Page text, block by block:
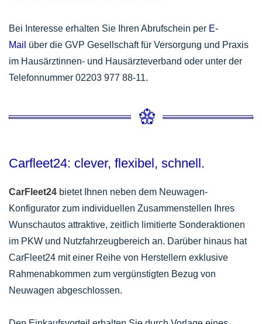
Bei Interesse erhalten Sie Ihren Abrufschein per E-
Mail über die GVP Gesellschaft für Versorgung und Praxis
im Hausärztinnen- und Hausärzteverband oder unter der
Telefonnummer 02203 977 88-11.
Carfleet24: clever, flexibel, schnell.
CarFleet24 bietet Ihnen neben dem Neuwagen-
Konfigurator zum individuellen Zusammenstellen Ihres
Wunschautos attraktive, zeitlich limitierte Sonderaktionen
im PKW und Nutzfahrzeugbereich an. Darüber hinaus hat
CarFleet24 mit einer Reihe von Herstellern exklusive
Rahmenabkommen zum vergünstigten Bezug von
Neuwagen abgeschlossen.